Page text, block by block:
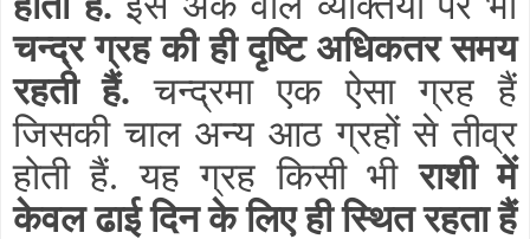
चन्द्र ग्रह की ही दृष्टि अधिकतर समय
रहती हैं.चन्द्रमा एक ऐसा ग्रह हैं
जिसकी चाल अन्य आठ ग्रहों से तीव्र
होती हैं. यह ग्रह किसी भीराशी में
केवल ढाई दिन के लिए ही स्थित रहता हैं